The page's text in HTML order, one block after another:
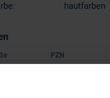
hautfarben
PZN